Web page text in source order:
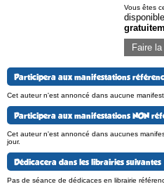
Vous êtes
Faire
Participera aux manifestations
Cet auteur n'est annoncé dans aucune
Participera aux manifestations NON
Cet auteur n'est annoncé dans aucunes
jour.
Dédicacera dans les librairies suivantes
Pas de séance de dédicaces en librairie